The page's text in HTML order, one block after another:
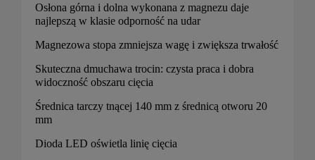
Osłona górna i dolna wykonana z magnezu daje
najlepszą w klasie odporność na udar
Magnezowa stopa zmniejsza wagę i zwiększa trwałość
Skuteczna dmuchawa trocin: czysta praca i dobra
widoczność obszaru cięcia
Średnica tarczy tnącej 140 mm z średnicą otworu 20
mm
Dioda LED oświetla linię cięcia